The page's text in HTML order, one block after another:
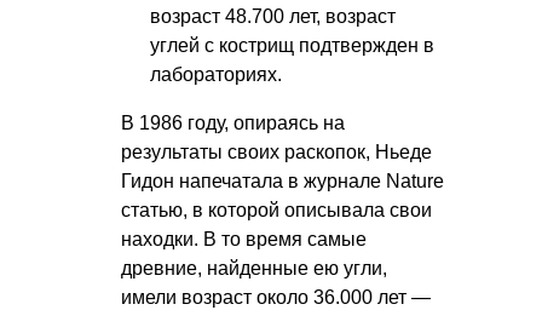
возраст 48.700 лет, возраст
углей с кострищ подтвержден в
лабораториях.
В 1986 году, опираясь на
результаты своих раскопок, Ньеде
Гидон напечатала в журнале Nature
статью, в которой описывала свои
находки. В то время самые
древние, найденные ею угли,
имели возраст около 36.000 лет —